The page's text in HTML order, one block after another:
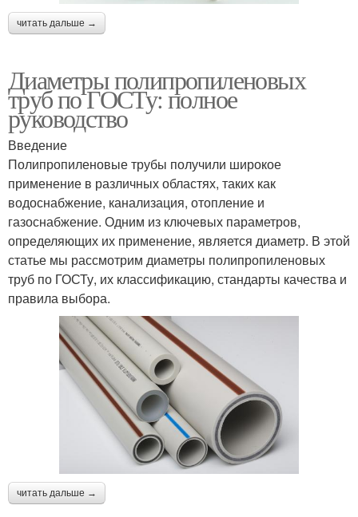
читать дальше →
Диаметры полипропиленовых
труб по ГОСТу: полное
руководство
Введение
Полипропиленовые трубы получили широкое
применение в различных областях, таких как
водоснабжение, канализация, отопление и
газоснабжение. Одним из ключевых параметров,
определяющих их применение, является диаметр. В этой
статье мы рассмотрим диаметры полипропиленовых
труб по ГОСТу, их классификацию, стандарты качества и
правила выбора.
читать дальше →